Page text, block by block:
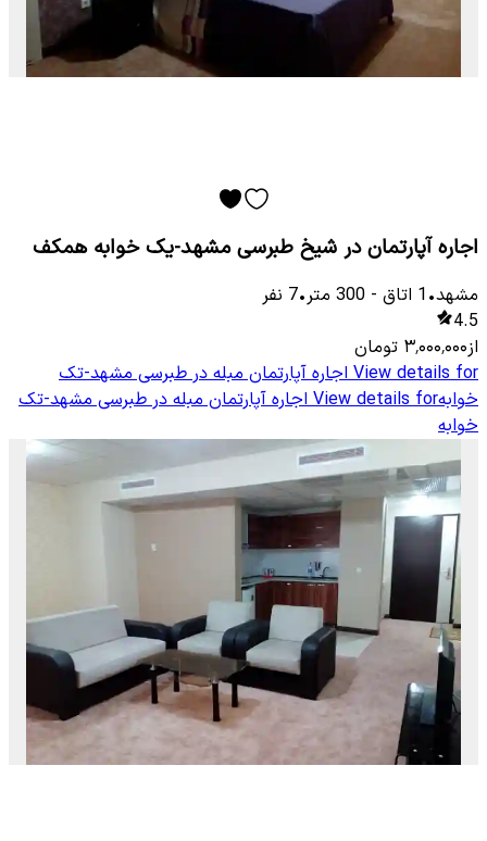
اجاره آپارتمان در شیخ طبرسی مشهد-یک خوابه همکف
مشهد•
1 اتاق -
300 متر•
7 نفر
4.5
از۳٬۰۰۰٬۰۰۰ تومان
View details for اجاره آپارتمان مبله در طبرسی مشهد-تک
خوابهView details for اجاره آپارتمان مبله در طبرسی مشهد-تک
خوابه